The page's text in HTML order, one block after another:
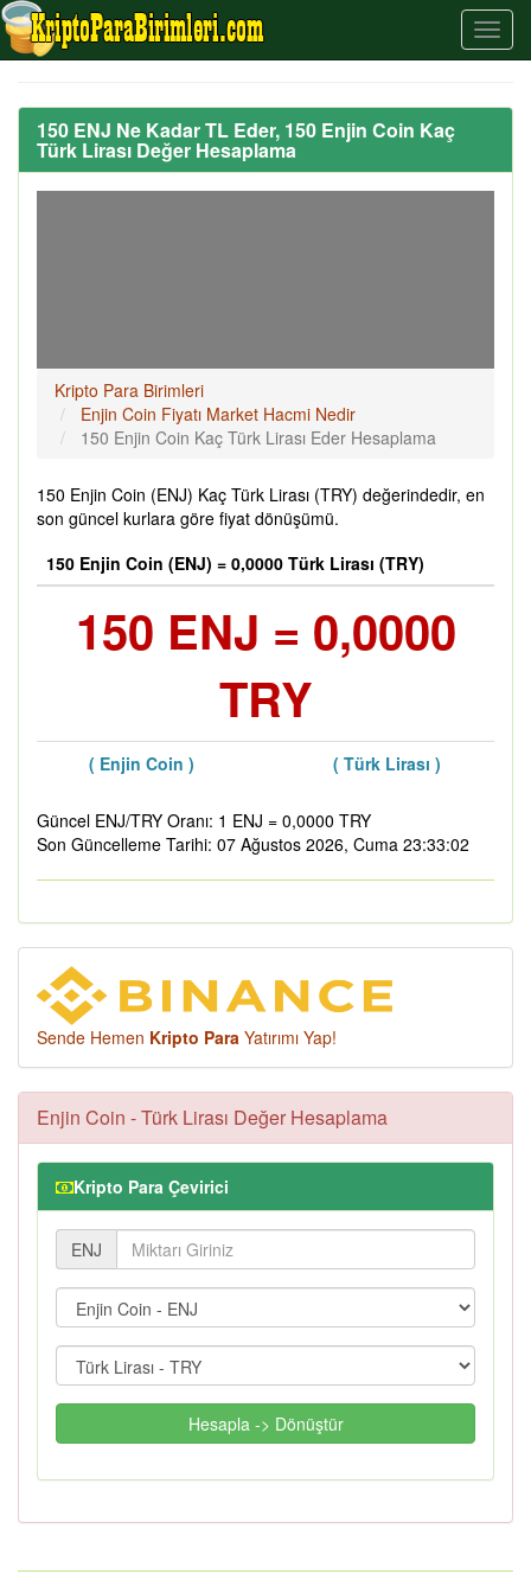
150 ENJ Ne Kadar TL Eder, 150 Enjin Coin Kaç
Türk Lirası Değer Hesaplama
Kripto Para Birimleri
Enjin Coin Fiyatı Market Hacmi Nedir
150 Enjin Coin Kaç Türk Lirası Eder Hesaplama
150 Enjin Coin (ENJ) Kaç Türk Lirası (TRY) değerindedir, en
son güncel kurlara göre fiyat dönüşümü.
150 Enjin Coin (ENJ) = 0,0000 Türk Lirası (TRY)
150 ENJ = 0,0000
TRY
( Enjin Coin ) ( Türk Lirası )
Güncel ENJ/TRY Oranı: 1 ENJ = 0,0000 TRY
Son Güncelleme Tarihi: 07 Ağustos 2026, Cuma 23:33:02
Sende Hemen Kripto Para Yatırımı Yap!
Enjin Coin - Türk Lirası Değer Hesaplama
Kripto Para Çevirici
ENJ
Hesapla -> Dönüştür